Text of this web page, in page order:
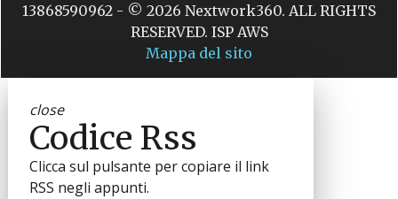
13868590962 - © 2026 Nextwork360. ALL RIGHTS
RESERVED. ISP AWS
Mappa del sito
close
Codice Rss
Clicca sul pulsante per copiare il link
RSS negli appunti.